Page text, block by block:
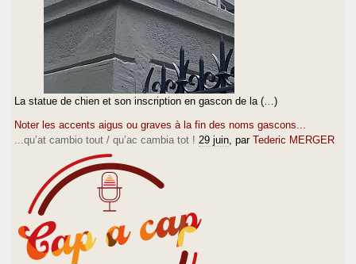
La statue de chien et son inscription en gascon de la (…)
Noter les accents aigus ou graves à la fin des noms gascons...
...qu’at cambio tout / qu’ac cambia tot ! 29 juin , par Tederic MERGER